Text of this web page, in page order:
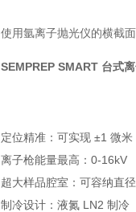
使用氩离子抛光仪的横截
SEMPREP SMART 台式
定位精准：可实现 ±1 微米
离子枪能量最高：0-16kV
超大样品腔室：可容纳直
制冷设计：液氮 LN2 制冷